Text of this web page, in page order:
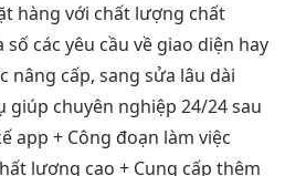
hàng với chất lượng chất
các yêu cầu về giao diện hay
nâng cấp, sang sửa lâu dài
giúp chuyên nghiệp 24/24 sau
app + Công đoạn làm việc
lượng cao + Cung cấp thêm